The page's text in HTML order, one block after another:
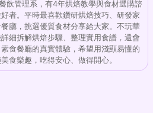
飲管理系，有4年烘焙教學與食材選購諮
者。平時最喜歡鑽研烘焙技巧、研發家
廳，挑選優質食材分享給大家。不玩華
細拆解烘焙步驟、整理實用食譜，還會
食餐廳的真實體驗，希望用淺顯易懂的
食樂趣，吃得安心、做得開心。